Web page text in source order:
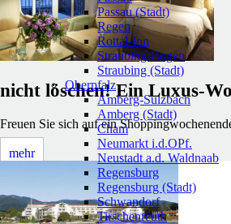
nicht löschen! Ein Luxus-
Freuen Sie sich auf ein
mehr
Passau (Stadt)
Regen
Rottal-Inn
Straubing-Bogen
Straubing (Stadt)
Oberpfalz
Amberg-Sulzbach
Amberg (Stadt)
Cham
Neumarkt i.d.OPf.
Neustadt a.d. Waldnaab
Regensburg
Regensburg (Stadt)
Schwandorf
Tirschenreuth